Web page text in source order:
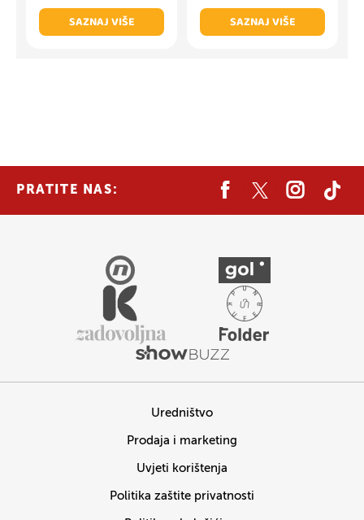
SAZNAJ VIŠE
SAZNAJ VIŠE
PRATITE NAS:
Uredništvo
Prodaja i marketing
Uvjeti korištenja
Politika zaštite privatnosti